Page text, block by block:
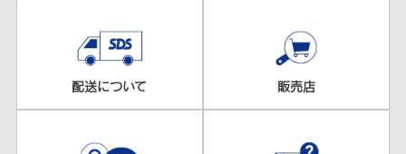
配送について 販売店